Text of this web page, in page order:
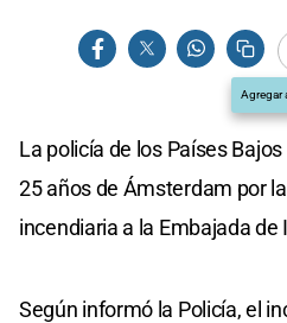
Agregar
La policía de los Países
25 años de Ámsterdam por
incendiaria a la Embajada de
Según informó la Policía, el